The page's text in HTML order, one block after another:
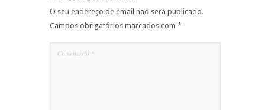
O seu endereço de email não será publicado.
Campos obrigatórios marcados com *